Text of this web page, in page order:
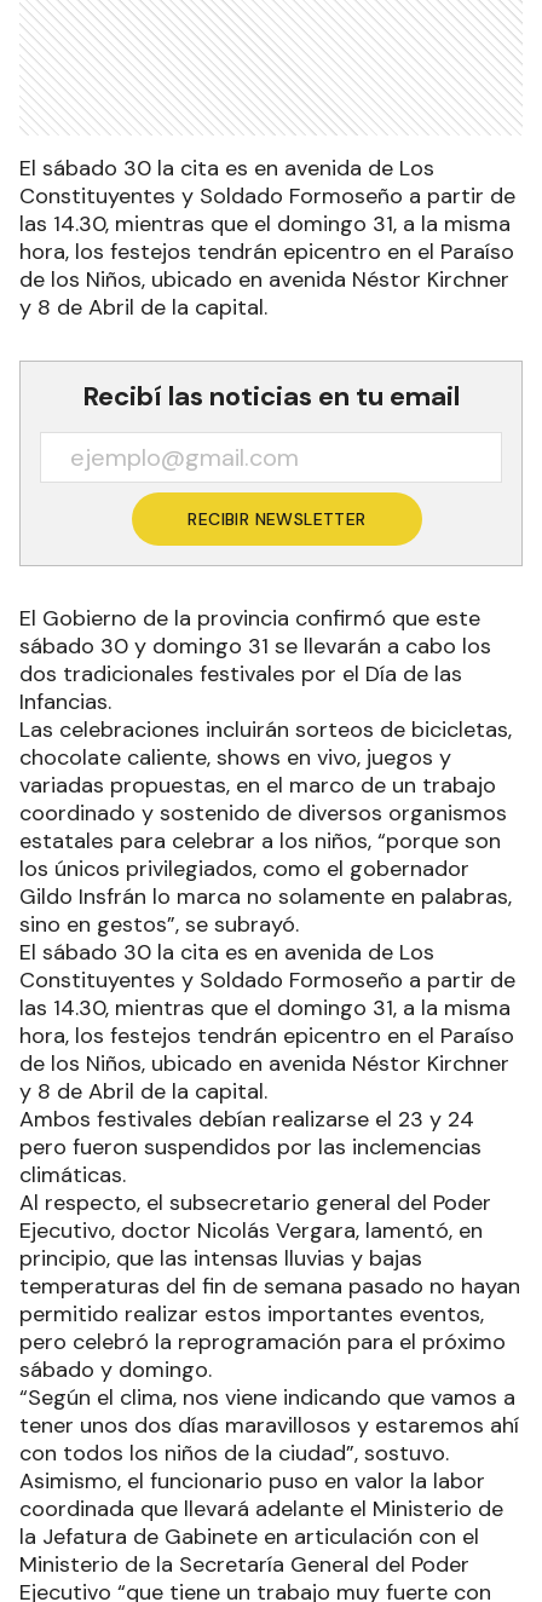
El sábado 30 la cita es en avenida de Los
Constituyentes y Soldado Formoseño a partir de
las 14.30, mientras que el domingo 31, a la misma
hora, los festejos tendrán epicentro en el Paraíso
de los Niños, ubicado en avenida Néstor Kirchner
y 8 de Abril de la capital.
Recibí las noticias en tu email
RECIBIR NEWSLETTER
El Gobierno de la provincia confirmó que este
sábado 30 y domingo 31 se llevarán a cabo los
dos tradicionales festivales por el Día de las
Infancias.
Las celebraciones incluirán sorteos de bicicletas,
chocolate caliente, shows en vivo, juegos y
variadas propuestas, en el marco de un trabajo
coordinado y sostenido de diversos organismos
estatales para celebrar a los niños, “porque son
los únicos privilegiados, como el gobernador
Gildo Insfrán lo marca no solamente en palabras,
sino en gestos”, se subrayó.
El sábado 30 la cita es en avenida de Los
Constituyentes y Soldado Formoseño a partir de
las 14.30, mientras que el domingo 31, a la misma
hora, los festejos tendrán epicentro en el Paraíso
de los Niños, ubicado en avenida Néstor Kirchner
y 8 de Abril de la capital.
Ambos festivales debían realizarse el 23 y 24
pero fueron suspendidos por las inclemencias
climáticas.
Al respecto, el subsecretario general del Poder
Ejecutivo, doctor Nicolás Vergara, lamentó, en
principio, que las intensas lluvias y bajas
temperaturas del fin de semana pasado no hayan
permitido realizar estos importantes eventos,
pero celebró la reprogramación para el próximo
sábado y domingo.
“Según el clima, nos viene indicando que vamos a
tener unos dos días maravillosos y estaremos ahí
con todos los niños de la ciudad”, sostuvo.
Asimismo, el funcionario puso en valor la labor
coordinada que llevará adelante el Ministerio de
la Jefatura de Gabinete en articulación con el
Ministerio de la Secretaría General del Poder
Ejecutivo “que tiene un trabajo muy fuerte con